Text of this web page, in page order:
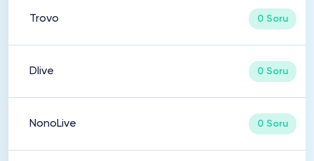
Trovo 0 Soru
Dlive 0 Soru
NonoLive 0 Soru